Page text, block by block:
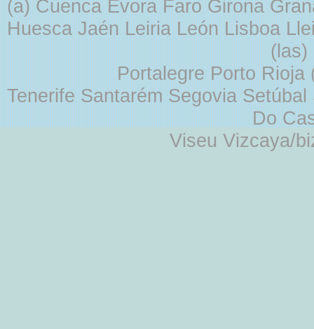
(a) Cuenca Évora Faro Girona
Huesca Jaén Leiria León Lisboa
Portalegre Porto
Tenerife Santarém Segovia
Do
Viseu Vizcaya/